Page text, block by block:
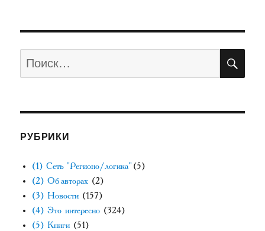
СТРА
А
РУБРИКИ
(1) Сеть "Регионо/логика"(5)
(2) Об авторах (2)
(3) Новости (157)
(4) Это интересно (324)
(5) Книги (51)